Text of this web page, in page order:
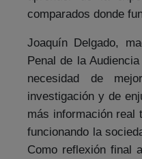
comparados donde
Joaquín Delgado,
Penal de la
necesidad de
investigación y de
más información real
funcionando la
Como reflexión final